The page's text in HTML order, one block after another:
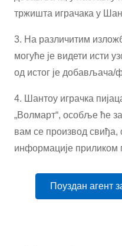
тржишта играчака у
3. На различитим
могуће је видети исти
од истог је добављача/
4. Шантоу играчка
„Волмарт“, особље ће
вам се производ
информације приликом
Поуздан агент